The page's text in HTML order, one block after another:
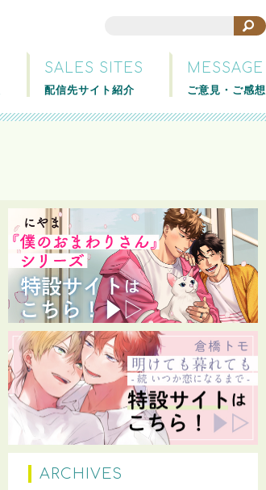
SALES SITES
配信先サイト紹介
MESSAGE
ご意見・ご感想
ARCHIVES